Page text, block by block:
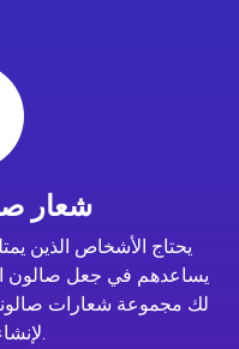
شعار
يحتاج الأشخاص الذين
يساعدهم في جعل صالون
لك مجموعة شعارات
لإنشاء شعار لعملك.